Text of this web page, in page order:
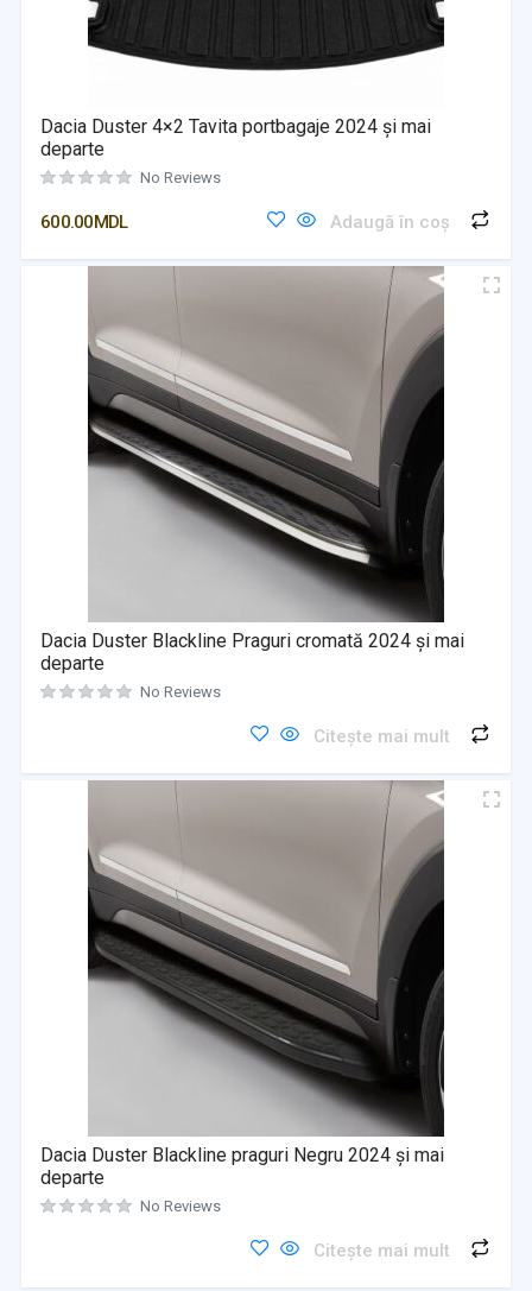
Dacia Duster 4×2 Tavita portbagaje 2024 și mai
departe
No Reviews
600.00MDL Adaugă în coș
Dacia Duster Blackline Praguri cromată 2024 și mai
departe
No Reviews
Citește mai mult
Dacia Duster Blackline praguri Negru 2024 și mai
departe
No Reviews
Citește mai mult